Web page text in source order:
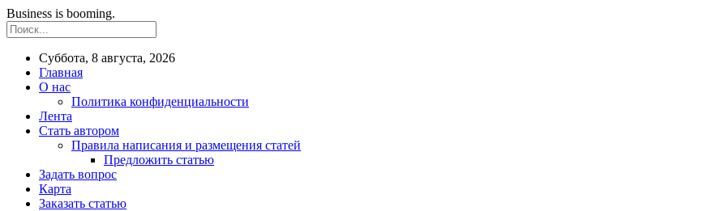
Business is booming.
Суббота, 8 августа, 2026
Главная
О нас
Политика конфиденциальности
Лента
Стать автором
Правила написания и размещения статей
Предложить статью
Задать вопрос
Карта
Заказать статью